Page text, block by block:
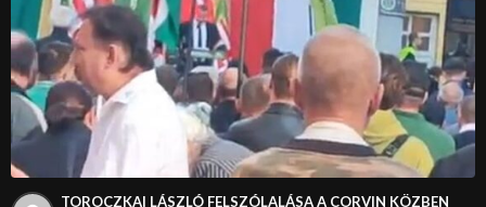
TOROCZKAI LÁSZLÓ FELSZÓLALÁSA A CORVIN KÖZBEN